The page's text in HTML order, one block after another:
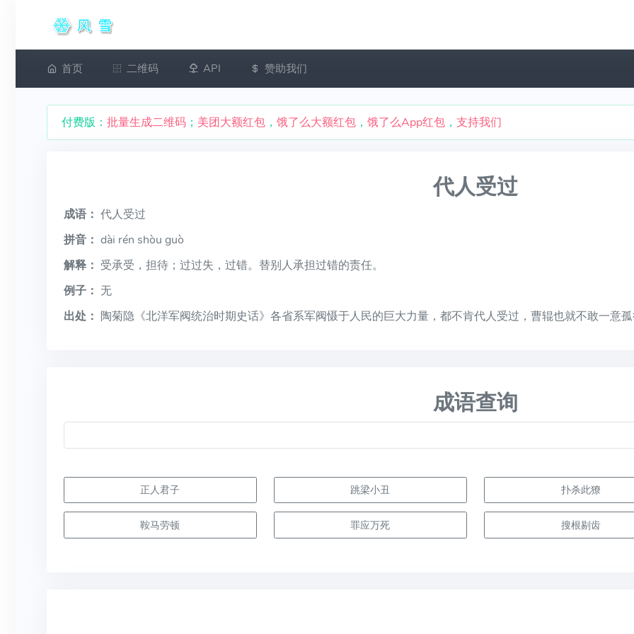
首页 二维码 API 赞助我们
付费版： 批量生成二维码； 美团大额红包， 饿了么大额红包， 饿了么App红包， 支持我们
代人受过
成语： 代人受过
拼音： dài rén shòu guò
解释： 受承受，担待；过过失，过错。替别人承担过错的责任。
例子： 无
出处： 陶菊隐《北洋军阀统治时期史话》各省系军阀慑于人民的巨大力量，都不肯代人受过，曹辊也就不敢一意孤
成语查询
正人君子 跳梁小丑 扑杀此獠
鞍马劳顿 罪应万死 搜根剔齿